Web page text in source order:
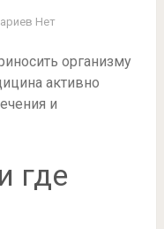
Нет
организму
активно
и
где